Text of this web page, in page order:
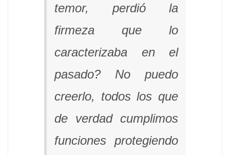
temor, perdió la
firmeza que lo
caracterizaba en el
pasado? No puedo
creerlo, todos los que
de verdad cumplimos
funciones protegiendo